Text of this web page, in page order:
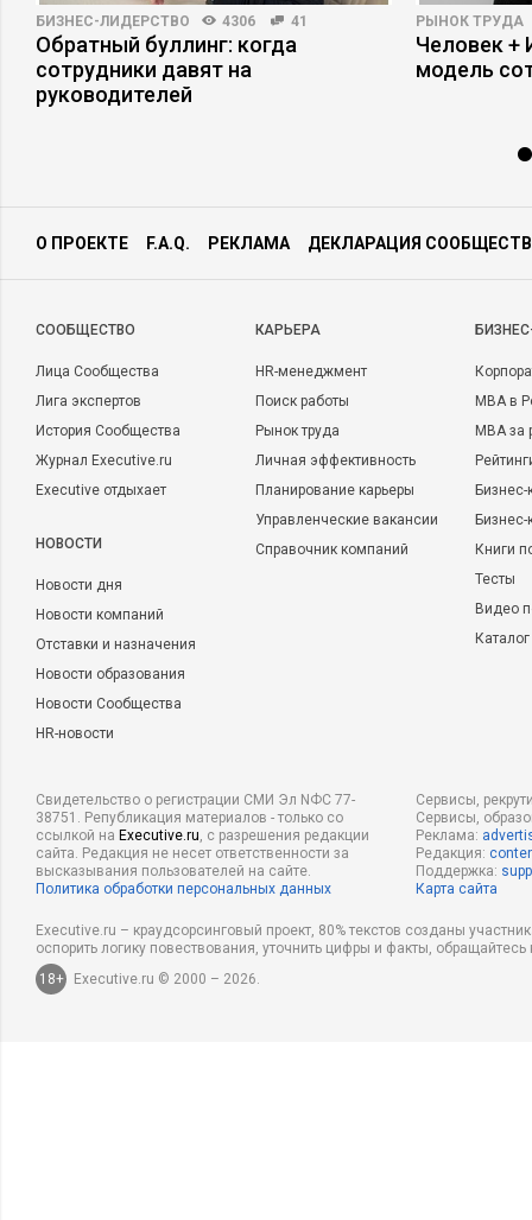
БИЗНЕС-ЛИДЕРСТВО 4306 41
Обратный буллинг: когда
сотрудники давят на
руководителей
РЫНОК ТРУДА
Человек +
модель
О ПРОЕКТЕ F.A.Q. РЕКЛАМА ДЕКЛАРАЦИЯ
CООБЩЕСТВО
Лица Сообщества
Лига экспертов
История Сообщества
Журнал Executive.ru
Executive отдыхает
НОВОСТИ
Новости дня
Новости компаний
Отставки и назначения
Новости образования
Новости Сообщества
HR-новости
КАРЬЕРА
HR-менеджмент
Поиск работы
Рынок труда
Личная эффективность
Планирование карьеры
Управленческие вакансии
Справочник компаний
MBA в
MBA
Бизнес-
Книги
Тесты
Видео
Свидетельство о регистрации СМИ Эл NФС 77-
38751. Републикация материалов - только со
ссылкой на Executive.ru, с разрешения редакции
сайта. Редакция не несет ответственности за
высказывания пользователей на сайте.
Политика обработки персональных данных
Сервисы,
Сервисы,
Реклама:
Редакция:
Поддержка:
Карта сайта
Executive.ru – краудсорсинговый проект, 80% текстов созданы
оспорить логику повествования, уточнить цифры и факты,
18+
Executive.ru © 2000 – 2026.